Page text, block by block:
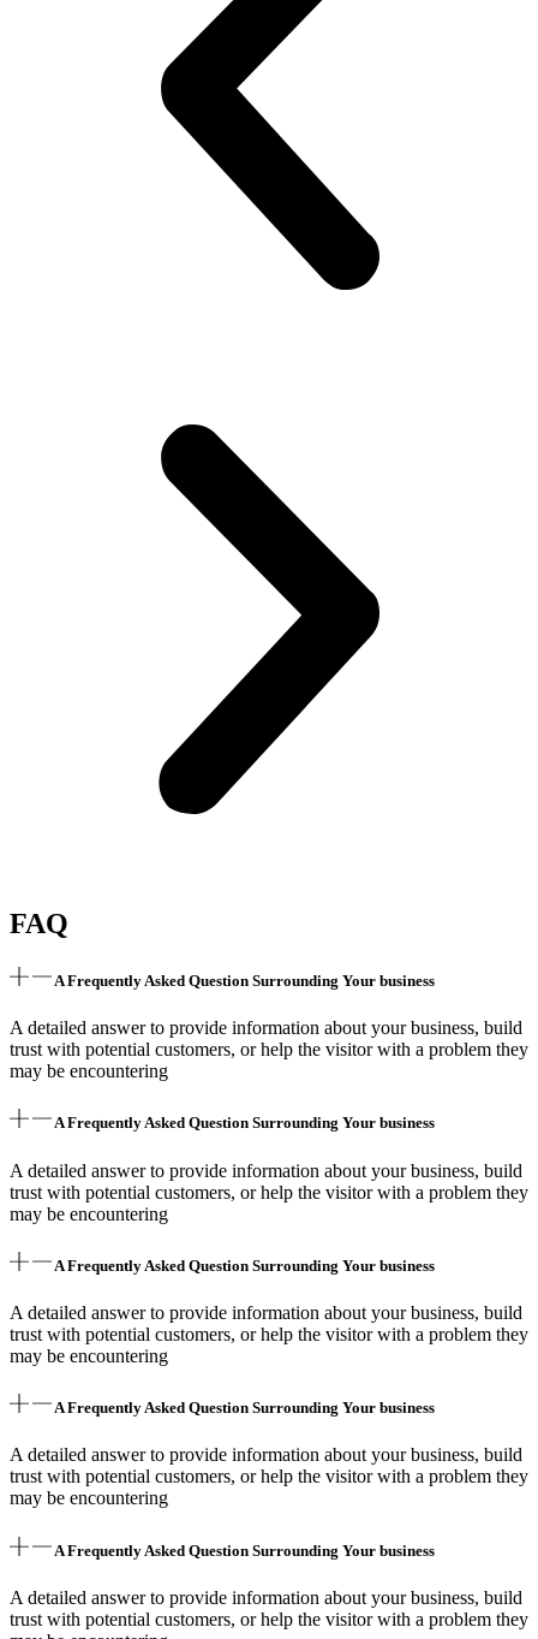
FAQ
A Frequently Asked Question Surrounding Your business
A detailed answer to provide information about your business, build
trust with potential customers, or help the visitor with a problem they
may be encountering
A Frequently Asked Question Surrounding Your business
A detailed answer to provide information about your business, build
trust with potential customers, or help the visitor with a problem they
may be encountering
A Frequently Asked Question Surrounding Your business
A detailed answer to provide information about your business, build
trust with potential customers, or help the visitor with a problem they
may be encountering
A Frequently Asked Question Surrounding Your business
A detailed answer to provide information about your business, build
trust with potential customers, or help the visitor with a problem they
may be encountering
A Frequently Asked Question Surrounding Your business
A detailed answer to provide information about your business, build
trust with potential customers, or help the visitor with a problem they